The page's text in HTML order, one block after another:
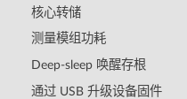
核心转储
测量模组功耗
Deep-sleep 唤醒存根
通过 USB 升级设备固件